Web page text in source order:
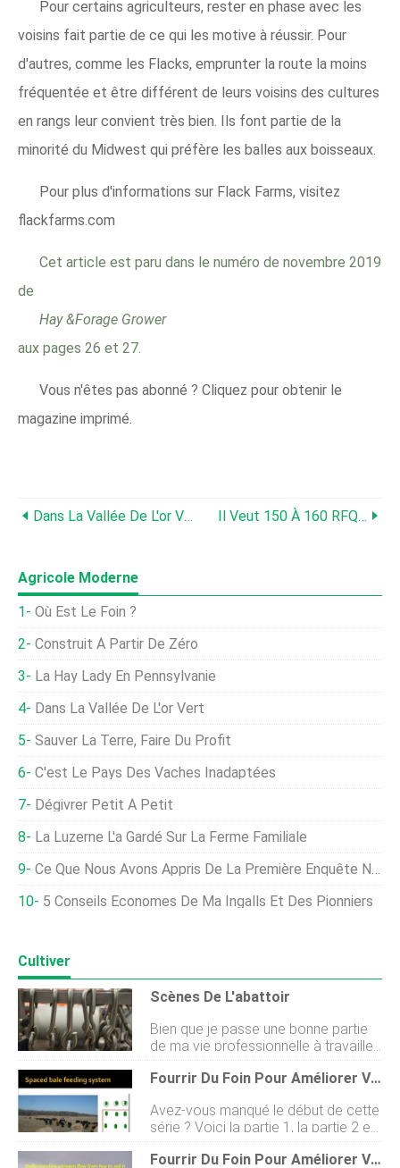
Pour certains agriculteurs, rester en phase avec les
voisins fait partie de ce qui les motive à réussir. Pour
d'autres, comme les Flacks, emprunter la route la moins
fréquentée et être différent de leurs voisins des cultures
en rangs leur convient très bien. Ils font partie de la
minorité du Midwest qui préfère les balles aux boisseaux.
Pour plus d'informations sur Flack Farms, visitez
flackfarms.com
Cet article est paru dans le numéro de novembre 2019
de
Hay &Forage Grower
aux pages 26 et 27.
Vous n'êtes pas abonné ? Cliquez pour obtenir le
magazine imprimé.
Dans La Vallée De L'or Vert Il Veut 150 À 160 RFQ . . . Chaque Fois
Agricole Moderne
Où Est Le Foin ?
Construit À Partir De Zéro
La Hay Lady En Pennsylvanie
Dans La Vallée De L'or Vert
Sauver La Terre, Faire Du Profit
C'est Le Pays Des Vaches Inadaptées
Dégivrer Petit À Petit
La Luzerne L'a Gardé Sur La Ferme Familiale
Ce Que Nous Avons Appris De La Première Enquête Nationale Sur Le Chanvre
5 Conseils Économes De Ma Ingalls Et Des Pionniers
Cultiver
Scènes De L'abattoir
Bien que je passe une bonne partie
de ma vie professionnelle à travailler
sur un ensemble de photographies
culinaires, à peaufiner les reflets sur
jaime vraiment entrer dans les
endroits où la nourriture est créée (je
me qualifie souvent de paparazzo
Fourrir Du Foin Pour Améliorer Votre Terre – Partie 4
Avez-vous manqué le début de cette
série ? Voici la partie 1, la partie 2 et
la partie 3. Le pâturage des balles
est de plus en plus populaire depuisFourrir Du Foin Pour Améliorer Votre Terre – Partie 2